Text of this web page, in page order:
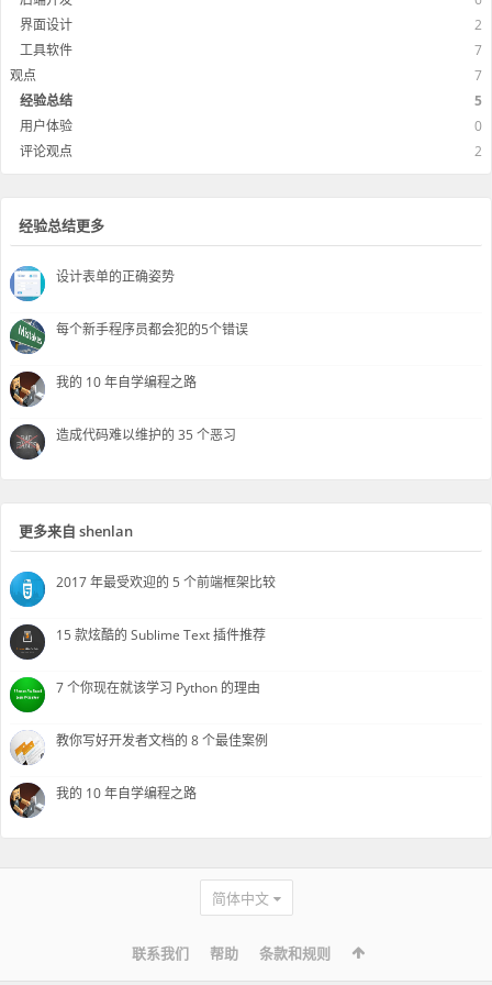
界面设计
2
工具软件
7
观点
7
经验总结
5
用户体验
0
评论观点
2
经验总结更多
设计表单的正确姿势
每个新手程序员都会犯的5个错误
我的 10 年自学编程之路
造成代码难以维护的 35 个恶习
更多来自 shenlan
2017 年最受欢迎的 5 个前端框架比较
15 款炫酷的 Sublime Text 插件推荐
7 个你现在就该学习 Python 的理由
教你写好开发者文档的 8 个最佳案例
我的 10 年自学编程之路
简体中文
联系我们 帮助 条款和规则